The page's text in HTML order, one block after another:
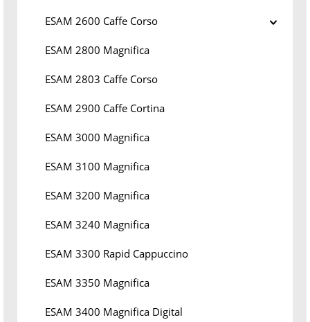
ESAM 2600 Caffe Corso
ESAM 2800 Magnifica
ESAM 2803 Caffe Corso
ESAM 2900 Caffe Cortina
ESAM 3000 Magnifica
ESAM 3100 Magnifica
ESAM 3200 Magnifica
ESAM 3240 Magnifica
ESAM 3300 Rapid Cappuccino
ESAM 3350 Magnifica
ESAM 3400 Magnifica Digital